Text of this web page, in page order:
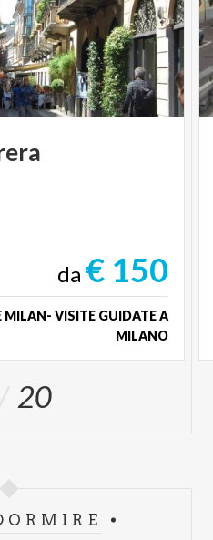
da € 150
MILAN- VISITE GUIDATE A
MILANO
20